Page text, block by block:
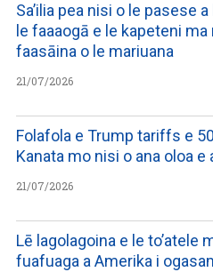
Sa’ilia pea nisi o le pasese a
le faaaogā e le kapeteni
faasāina o le mariuana
21/07/2026
Folafola e Trump tariffs e
Kanata mo nisi o ana oloa e
21/07/2026
Lē lagolagoina e le to’atele
fuafuaga a Amerika i